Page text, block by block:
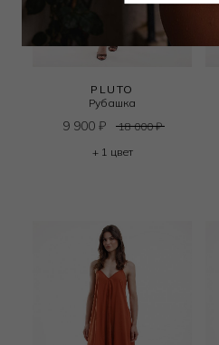
PLUTO
Рубашка
9 900 ₽ 18 000₽
+ 1 цвет